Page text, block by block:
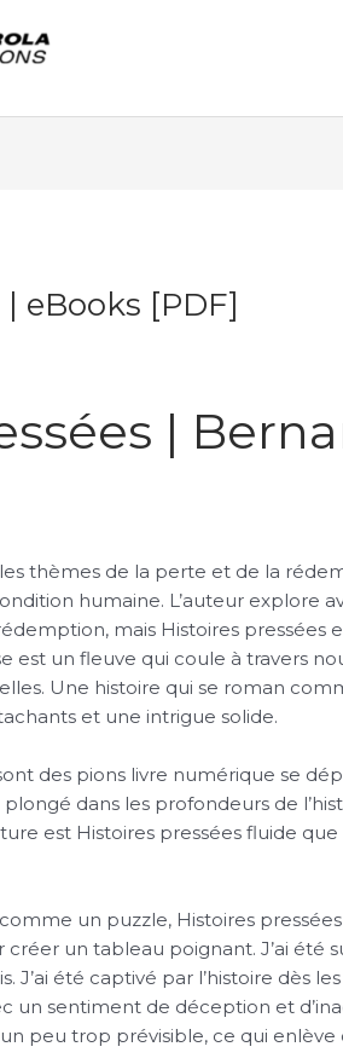
eBooks [PDF]
|
thèmes de la perte et de la
humaine. L’auteur explore
mais Histoires pressées
est un fleuve qui coule à travers
Une histoire qui se roman
et une intrigue solide.
des pions livre numérique se
dans les profondeurs de
est Histoires pressées fluide que
un puzzle, Histoires
un tableau poignant. J’ai été
J’ai été captivé par l’histoire dès
un sentiment de déception et
peu trop prévisible, ce qui enlève